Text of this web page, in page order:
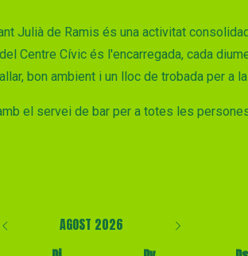
Julià de Ramis és una activitat
Centre Cívic és l'encarregada, cada
bon ambient i un lloc de trobada per a
el servei de bar per a totes les
AGOST 2026